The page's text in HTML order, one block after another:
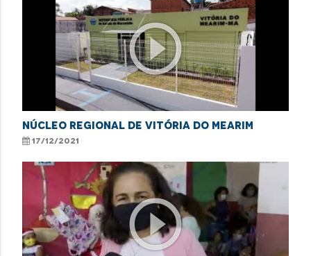
play_circle_outline
NÚCLEO REGIONAL DE VITÓRIA DO MEARIM
17/12/2021
play_circle_outline